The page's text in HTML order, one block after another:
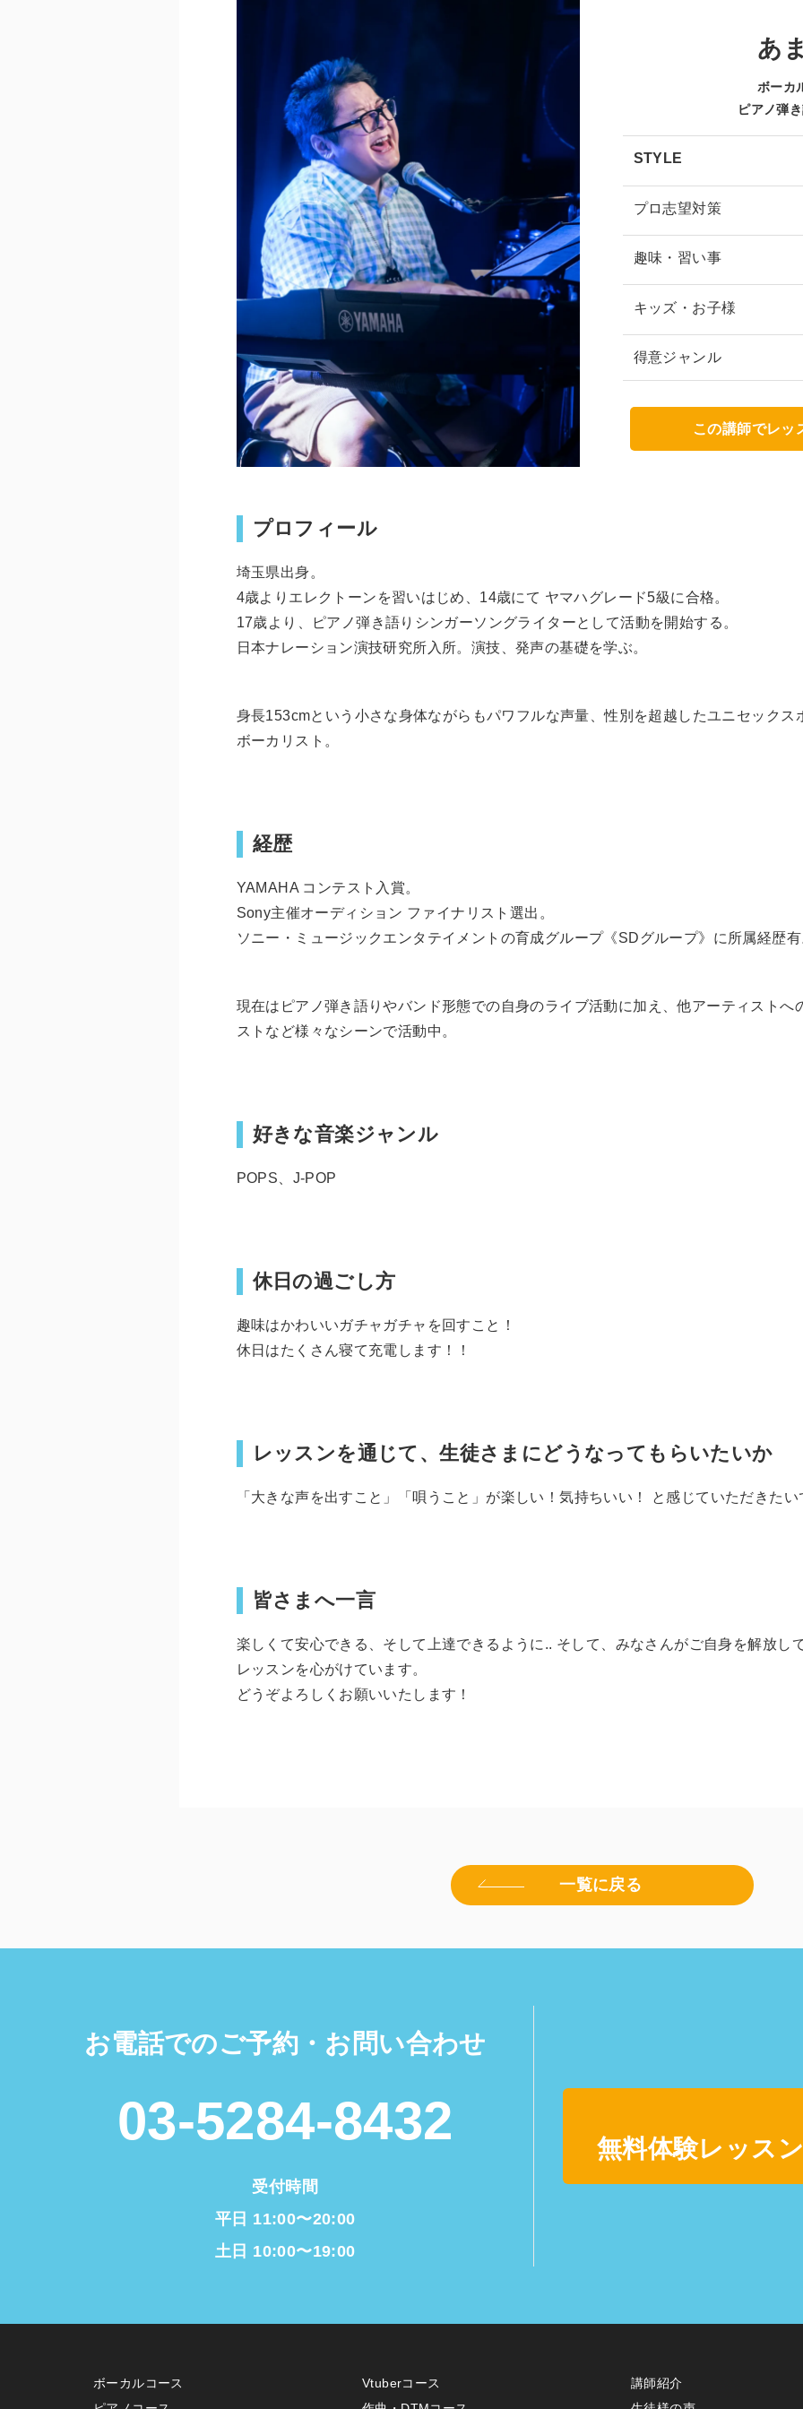
あ
ボーカ
ピアノ弾
STYLE
プロ志望対策
趣味・習い事
キッズ・お子様
得意ジャンル
この講師でレッ
プロフィール
埼玉県出身。
4歳よりエレクトーンを習いはじめ、14歳にて ヤマハグレード5級に合格。
17歳より、ピアノ弾き語りシンガーソングライターとして活動を開始する。
日本ナレーション演技研究所入所。演技、発声の基礎を学ぶ。
身長153cmという小さな身体ながらもパワフルな声量、性別を超越したユニセックス
ボーカリスト。
経歴
YAMAHA コンテスト入賞。
Sony主催オーディション ファイナリスト選出。
ソニー・ミュージックエンタテイメントの育成グループ《SDグループ》に所属経歴
現在はピアノ弾き語りやバンド形態での自身のライブ活動に加え、他アーティストへ
ストなど様々なシーンで活動中。
好きな音楽ジャンル
POPS、J-POP
休日の過ごし方
趣味はかわいいガチャガチャを回すこと！
休日はたくさん寝て充電します！！
レッスンを通じて、生徒さまにどうなってもらいたいか
「大きな声を出すこと」「唄うこと」が楽しい！気持ちいい！ と感じていただきたい
皆さまへ一言
楽しくて安心できる、そして上達できるように.. そして、みなさんがご自身を解放し
レッスンを心がけています。
どうぞよろしくお願いいたします！
一覧に戻る
お電話でのご予約・お問い合わせ
03-5284-8432
受付時間
平日 11:00〜20:00
土日 10:00〜19:00
無料体験レッス
ボーカルコース
Vtuberコース
講師紹介